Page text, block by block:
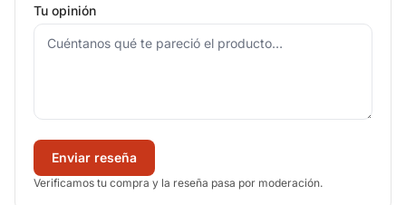
Tu opinión
Enviar reseña
Verificamos tu compra y la reseña pasa por moderación.